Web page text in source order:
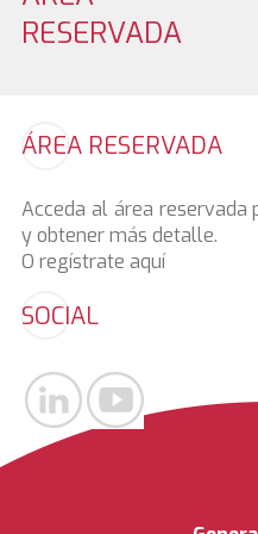
RESERVADA
ÁREA RESERVADA
Acceda al área reservada
y obtener más detalle.
O regístrate aquí
SOCIAL